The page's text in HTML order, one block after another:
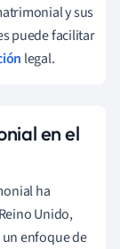
y sus
puede facilitar
legal.
en el
ha
Unido,
enfoque de